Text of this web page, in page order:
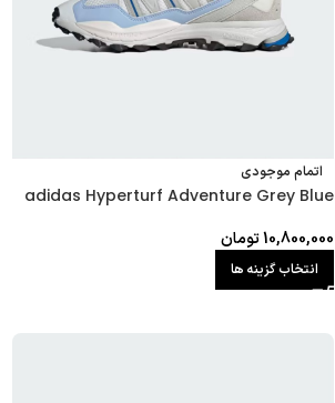
اتمام موجودی
adidas Hyperturf Adventure Grey Blue
10,800,000تومان
انتخاب گزینه ها